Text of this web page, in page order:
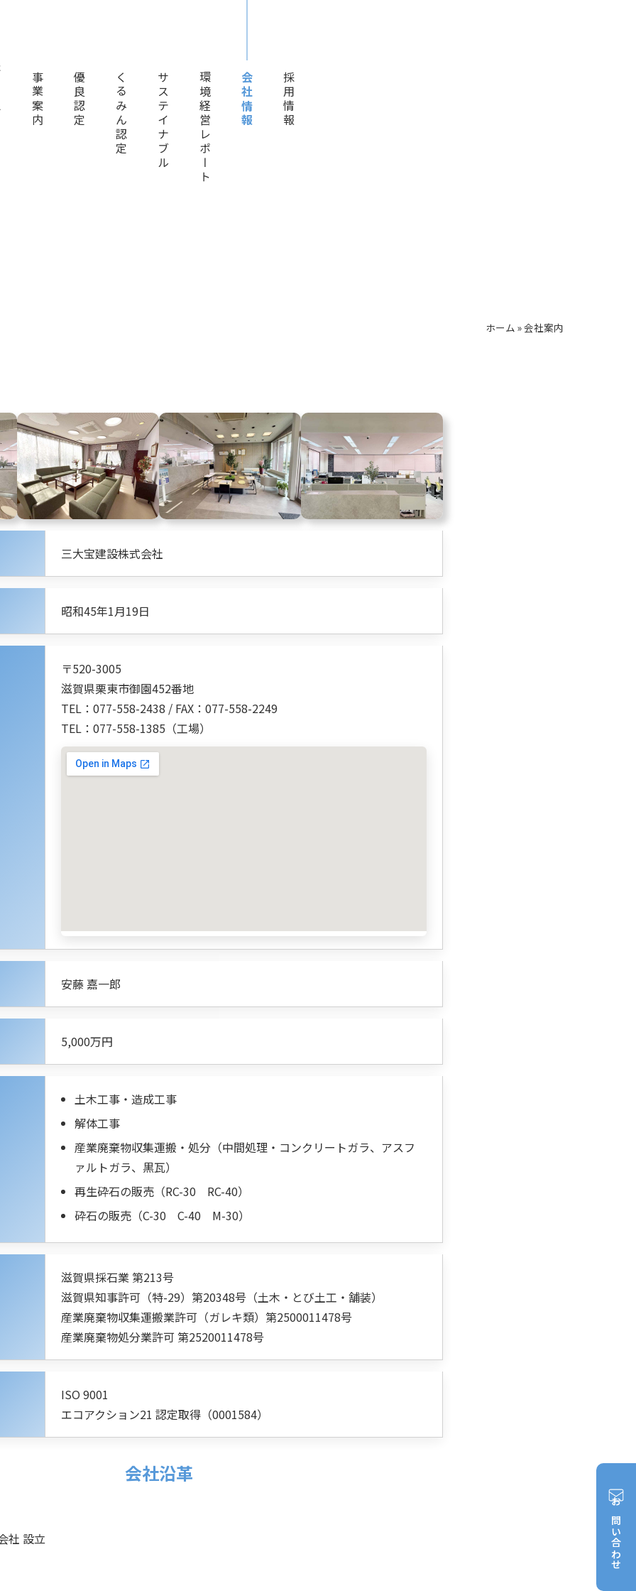
お問い合わせ
事業案内 優良認定 くるみん認定 サステイナブル 環境経営レポート 会社情報 採用情報
ホーム »会社案内
三大宝建設株式会社
昭和45年1月19日
〒520-3005
滋賀県栗東市御園452番地
TEL：077-558-2438 / FAX：077-558-2249
TEL：077-558-1385（工場）
安藤 嘉一郎
5,000万円
土木工事・造成工事
解体工事
産業廃棄物収集運搬・処分（中間処理・コンクリートガラ、アスフ
ァルトガラ、黒瓦）
再生砕石の販売（RC-30 RC-40）
砕石の販売（C-30 C-40 M-30）
滋賀県採石業 第213号
滋賀県知事許可（特-29）第20348号（土木・とび土工・舗装）
産業廃棄物収集運搬業許可（ガレキ類）第2500011478号
産業廃棄物処分業許可 第2520011478号
ISO 9001
エコアクション21 認定取得（0001584）
会社沿革
社 設立